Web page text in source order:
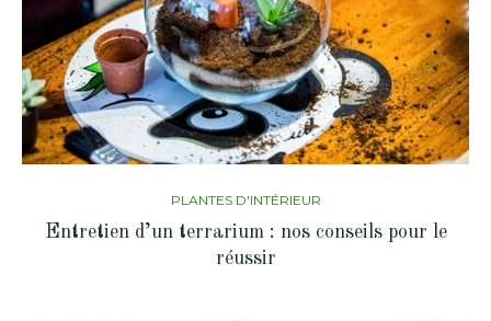
PLANTES D'INTÉRIEUR
Entretien d’un terrarium : nos conseils pour le
réussir